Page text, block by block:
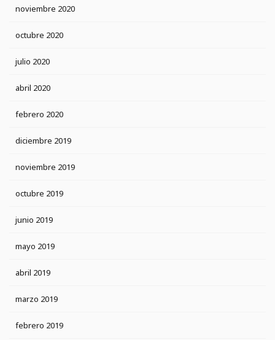
noviembre 2020
octubre 2020
julio 2020
abril 2020
febrero 2020
diciembre 2019
noviembre 2019
octubre 2019
junio 2019
mayo 2019
abril 2019
marzo 2019
febrero 2019